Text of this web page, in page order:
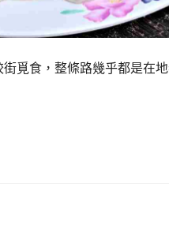
覓食，整條路幾乎都是在